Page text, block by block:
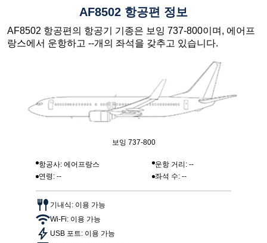
AF8502 항공편 정보
AF8502 항공편의 항공기 기종은 보잉 737-800이며, 에어프
랑스에서 운항하고 --개의 좌석을 갖추고 있습니다.
보잉 737-800
항공사: 에어프랑스
운항 거리: --
연령: --
좌석 수: --
기내식: 이용 가능
Wi-Fi: 이용 가능
USB 포트: 이용 가능